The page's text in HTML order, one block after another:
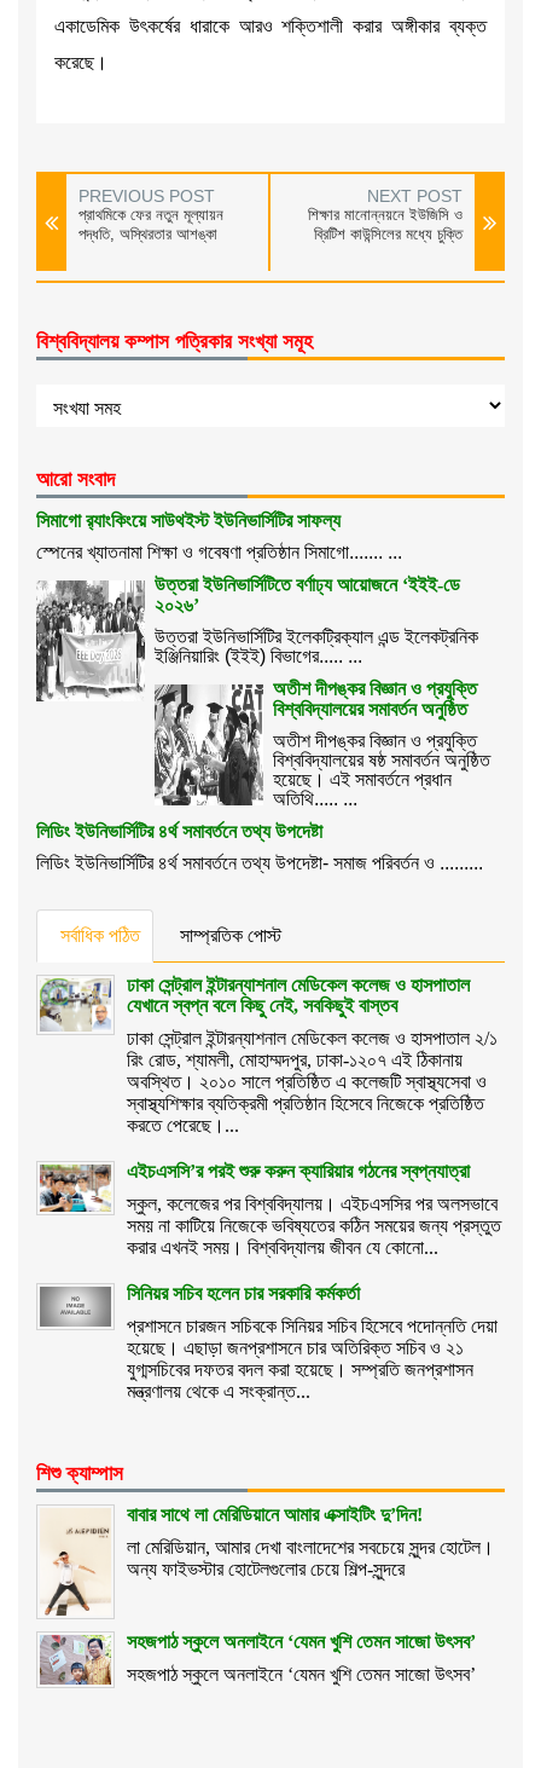
একাডেমিক উৎকর্ষের ধারাকে আরও শক্তিশালী করার অঙ্গীকার ব্যক্ত
করেছে।
PREVIOUS POST
প্রাথমিকে ফের নতুন মূল্যায়ন
পদ্ধতি, অস্থিরতার আশঙ্কা
NEXT POST
শিক্ষার মানোন্নয়নে ইউজিসি ও
ব্রিটিশ কাউন্সিলের মধ্যে চুক্তি
বিশ্ববিদ্যালয় কম্পাস পত্রিকার সংখ্যা সমূহ
আরো সংবাদ
সিমাগো র‌্যাংকিংয়ে সাউথইস্ট ইউনিভার্সিটির সাফল্য
স্পেনের খ্যাতনামা শিক্ষা ও গবেষণা প্রতিষ্ঠান সিমাগো....... ...
উত্তরা ইউনিভার্সিটিতে বর্ণাঢ্য আয়োজনে ‘ইইই-ডে
২০২৬’
উত্তরা ইউনিভার্সিটির ইলেকট্রিক্যাল এন্ড ইলেকট্রনিক
ইঞ্জিনিয়ারিং (ইইই) বিভাগের..... ...
অতীশ দীপঙ্কর বিজ্ঞান ও প্রযুক্তি
বিশ্ববিদ্যালয়ের সমাবর্তন অনুষ্ঠিত
অতীশ দীপঙ্কর বিজ্ঞান ও প্রযুক্তি
বিশ্ববিদ্যালয়ের ষষ্ঠ সমাবর্তন অনুষ্ঠিত
হয়েছে। এই সমাবর্তনে প্রধান
অতিথি..... ...
লিডিং ইউনিভার্সিটির ৪র্থ সমাবর্তনে তথ্য উপদেষ্টা
লিডিং ইউনিভার্সিটির ৪র্থ সমাবর্তনে তথ্য উপদেষ্টা- সমাজ পরিবর্তন ও .........
সর্বাধিক পঠিত সাম্প্রতিক পোস্ট
ঢাকা সেন্ট্রাল ইন্টারন্যাশনাল মেডিকেল কলেজ ও হাসপাতাল
যেখানে স্বপ্ন বলে কিছু নেই, সবকিছুই বাস্তব
ঢাকা সেন্ট্রাল ইন্টারন্যাশনাল মেডিকেল কলেজ ও হাসপাতাল ২/১
রিং রোড, শ্যামলী, মোহাম্মদপুর, ঢাকা-১২০৭ এই ঠিকানায়
অবস্থিত। ২০১০ সালে প্রতিষ্ঠিত এ কলেজটি স্বাস্থ্যসেবা ও
স্বাস্থ্যশিক্ষার ব্যতিক্রমী প্রতিষ্ঠান হিসেবে নিজেকে প্রতিষ্ঠিত
করতে পেরেছে।...
এইচএসসি’র পরই শুরু করুন ক্যারিয়ার গঠনের স্বপ্নযাত্রা
স্কুল, কলেজের পর বিশ্ববিদ্যালয়। এইচএসসির পর অলসভাবে
সময় না কাটিয়ে নিজেকে ভবিষ্যতের কঠিন সময়ের জন্য প্রস্তুত
করার এখনই সময়। বিশ্ববিদ্যালয় জীবন যে কোনো...
সিনিয়র সচিব হলেন চার সরকারি কর্মকর্তা
প্রশাসনে চারজন সচিবকে সিনিয়র সচিব হিসেবে পদোন্নতি দেয়া
হয়েছে। এছাড়া জনপ্রশাসনে চার অতিরিক্ত সচিব ও ২১
যুগ্মসচিবের দফতর বদল করা হয়েছে। সম্প্রতি জনপ্রশাসন
মন্ত্রণালয় থেকে এ সংক্রান্ত...
শিশু ক্যাম্পাস
বাবার সাথে লা মেরিডিয়ানে আমার এক্সাইটিং দু’দিন!
লা মেরিডিয়ান, আমার দেখা বাংলাদেশের সবচেয়ে সুন্দর হোটেল।
অন্য ফাইভস্টার হোটেলগুলোর চেয়ে শিল্প-সুন্দরে
সহজপাঠ স্কুলে অনলাইনে ‘যেমন খুশি তেমন সাজো উৎসব’
সহজপাঠ স্কুলে অনলাইনে ‘যেমন খুশি তেমন সাজো উৎসব’